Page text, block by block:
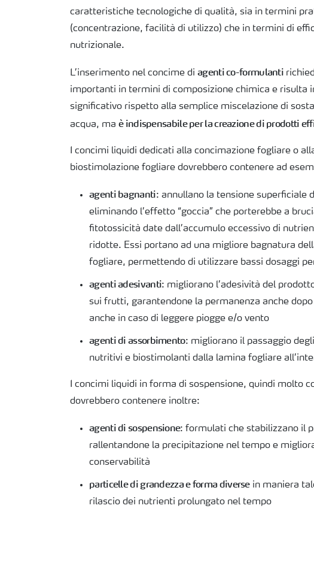
caratteristiche tecnologiche di qualità, sia in termini
(concentrazione, facilità di utilizzo) che in termini di
nutrizionale.
L’inserimento nel concime di agenti co-formulanti
importanti in termini di composizione chimica e risulta
significativo rispetto alla semplice miscelazione di
acqua, ma è indispensabile per la creazione di prodotti
I concimi liquidi dedicati alla concimazione fogliare o
biostimolazione fogliare dovrebbero contenere ad
agenti bagnanti: annullano la tensione superficiale
eliminando l’effetto “goccia” che porterebbe a
fitotossicità date dall’accumulo eccessivo di
ridotte. Essi portano ad una migliore bagnatura
fogliare, permettendo di utilizzare bassi dosaggi
agenti adesivanti: migliorano l’adesività del
sui frutti, garantendone la permanenza anche dopo
anche in caso di leggere piogge e/o vento
agenti di assorbimento: migliorano il passaggio
nutritivi e biostimolanti dalla lamina fogliare
I concimi liquidi in forma di sospensione, quindi molto
dovrebbero contenere inoltre:
agenti di sospensione: formulati che stabilizzano il
rallentandone la precipitazione nel tempo e
conservabilità
particelle di grandezza e forma diversein maniera
rilascio dei nutrienti prolungato nel tempo